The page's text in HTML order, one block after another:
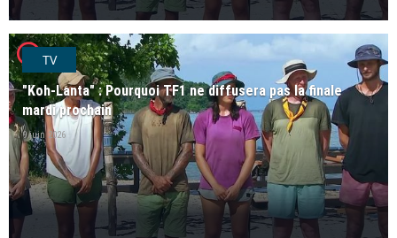
player2TV
"Koh-Lanta" : Pourquoi TF1 ne diffusera pas la finale
mardi prochain
9 juin 2026